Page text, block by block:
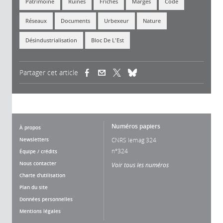
Réseaux Documents Urbexeur Nature
Désindustrialisation Bloc De L'Est
Partager cet article (link is external)(link is external)
À propos
Newsletters
Équipe / crédits
Nous contacter
Charte d'utilisation
Plan du site
Données personnelles
Mentions légales
Numéros papiers
CNRS lemag 324
n°324
Voir tous les numéros